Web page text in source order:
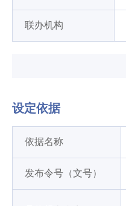
联办机构
设定依据
依据名称
发布令号（文号）